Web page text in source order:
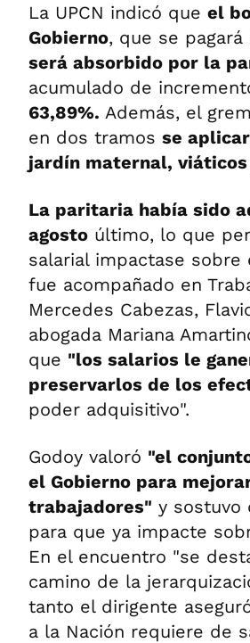
La UPCN indicó que el
Gobierno, que se
será absorbido por la
acumulado de
63,89%. Además, el
en dos tramos se
jardín maternal,
La paritaria había sido
agosto último, lo que
salarial impactase sobre
fue acompañado en
Mercedes Cabezas,
abogada Mariana
que "los salarios le
preservarlos de los
poder adquisitivo".
Godoy valoró "el
el Gobierno para
trabajadores" y sostuvo
para que ya impacte
En el encuentro "se
camino de la
tanto el dirigente
a la Nación requiere de